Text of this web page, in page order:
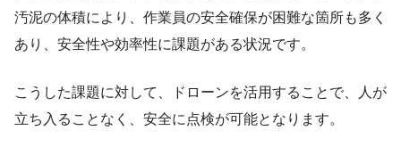
汚泥の体積により、作業員の安全確保が困難な箇所も多く
あり、安全性や効率性に課題がある状況です。
こうした課題に対して、ドローンを活用することで、人が
立ち入ることなく、安全に点検が可能となります。